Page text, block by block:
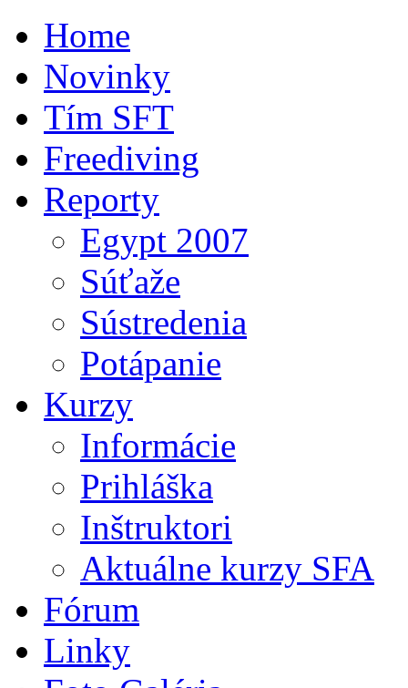
Home
Novinky
Tím SFT
Freediving
Reporty
Egypt 2007
Súťaže
Sústredenia
Potápanie
Kurzy
Informácie
Prihláška
Inštruktori
Aktuálne kurzy SFA
Fórum
Linky